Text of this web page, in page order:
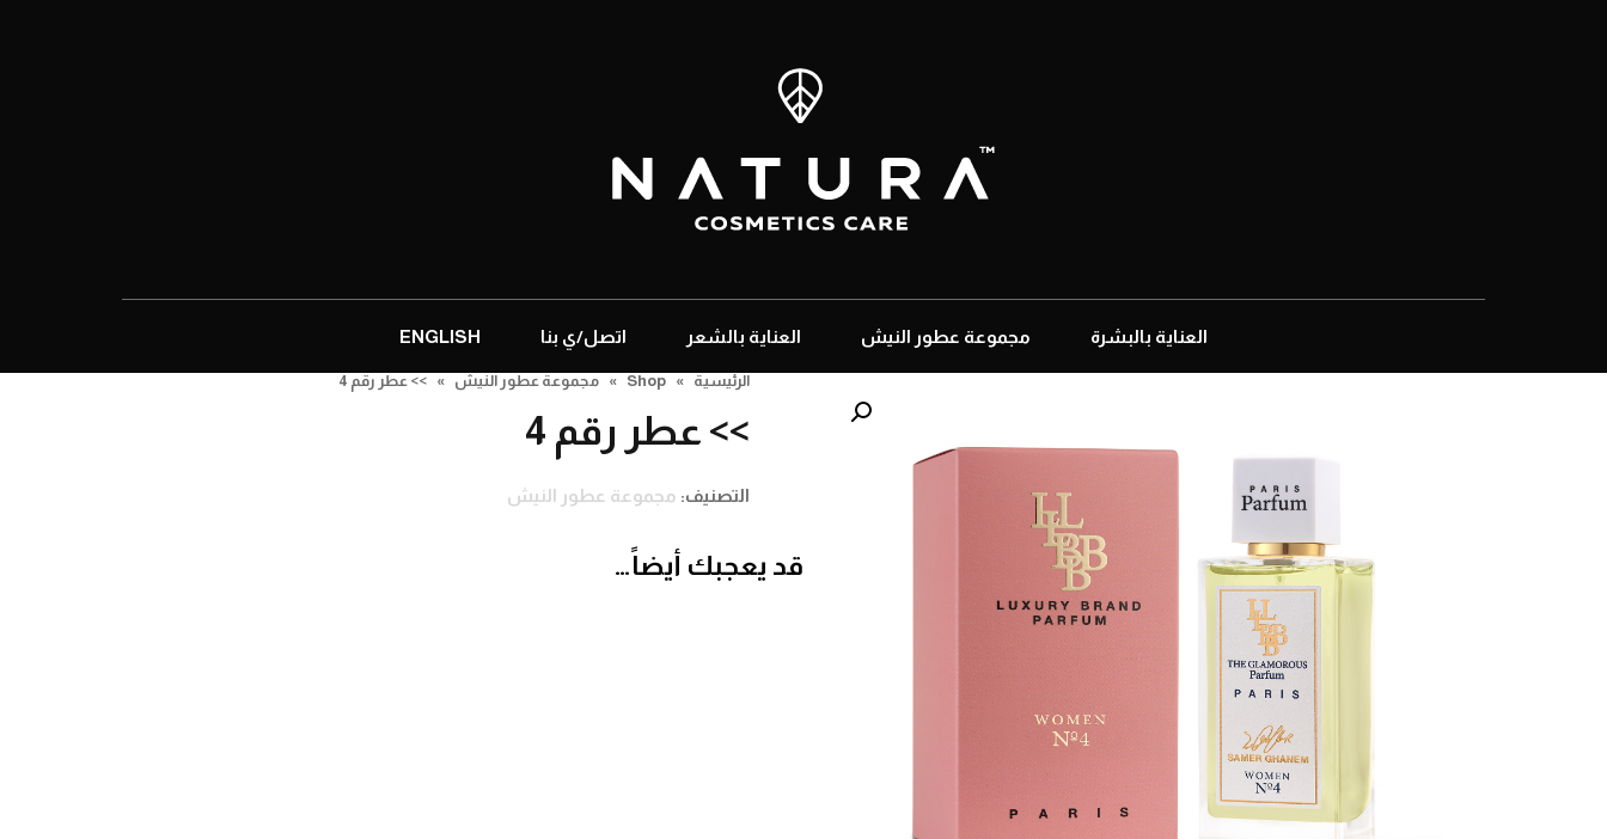
العناية بالبشرة مجموعة عطور النيش العناية بالشعر اتصل/ي بنا ENGLISH
الرئيسية »
Shop
» مجموعة عطور النيش » >> عطر رقم 4
>> عطر رقم 4
التصنيف: مجموعة عطور النيش
قد يعجبك أيضاً…